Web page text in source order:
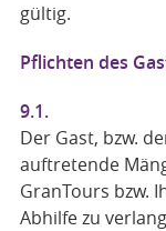
gültig.
Pflichten des
9.1.
Der Gast, bzw.
auftretende
GranTours bzw.
Abhilfe zu